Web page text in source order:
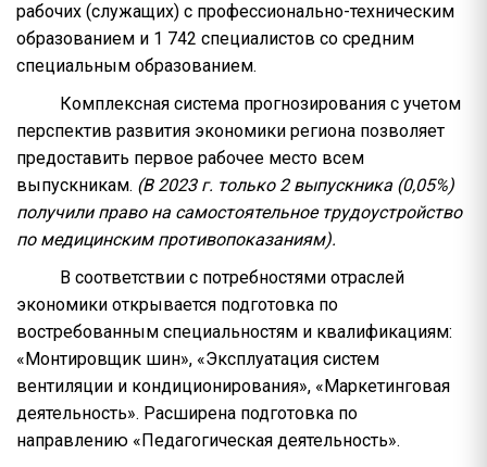
рабочих (служащих) с профессионально-техническим
образованием и 1 742 специалистов со средним
специальным образованием.
Комплексная система прогнозирования с учетом
перспектив развития экономики региона позволяет
предоставить первое рабочее место всем
выпускникам. (В 2023 г. только 2 выпускника (0,05%)
получили право на самостоятельное трудоустройство
по медицинским противопоказаниям).
В соответствии с потребностями отраслей
экономики открывается подготовка по
востребованным специальностям и квалификациям:
«Монтировщик шин», «Эксплуатация систем
вентиляции и кондиционирования», «Маркетинговая
деятельность». Расширена подготовка по
направлению «Педагогическая деятельность».